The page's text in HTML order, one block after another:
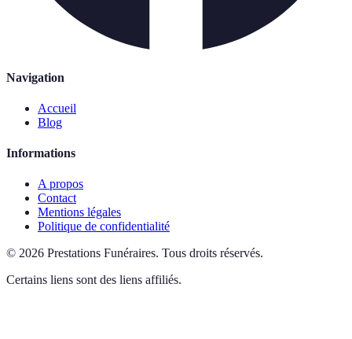
Navigation
Accueil
Blog
Informations
A propos
Contact
Mentions légales
Politique de confidentialité
© 2026 Prestations Funéraires. Tous droits réservés.
Certains liens sont des liens affiliés.